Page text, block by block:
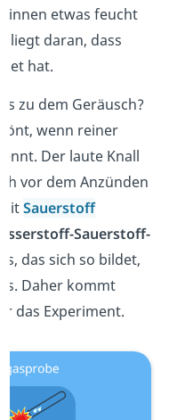
innen etwas feucht
liegt daran, dass
hat.
zu dem Geräusch?
wenn reiner
Der laute Knall
vor dem Anzünden
Sauerstoff
Sauerstoff-
das sich so bildet,
Daher kommt
das Experiment.